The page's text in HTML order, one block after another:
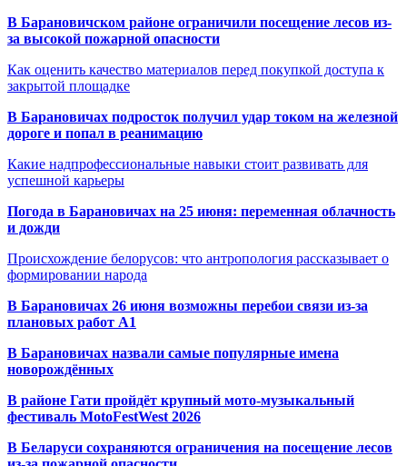
В Барановичском районе ограничили посещение лесов из-
за высокой пожарной опасности
Как оценить качество материалов перед покупкой доступа к
закрытой площадке
В Барановичах подросток получил удар током на железной
дороге и попал в реанимацию
Какие надпрофессиональные навыки стоит развивать для
успешной карьеры
Погода в Барановичах на 25 июня: переменная облачность
и дожди
Происхождение белорусов: что антропология рассказывает о
формировании народа
В Барановичах 26 июня возможны перебои связи из-за
плановых работ A1
В Барановичах назвали самые популярные имена
новорождённых
В районе Гати пройдёт крупный мото-музыкальный
фестиваль MotoFestWest 2026
В Беларуси сохраняются ограничения на посещение лесов